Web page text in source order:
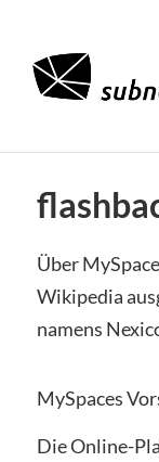
Über
Wikipedia
namens
MySpaces
Die Online-